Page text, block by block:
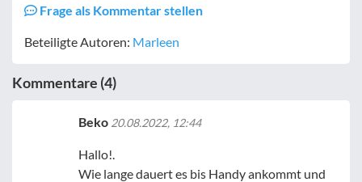
Frage als Kommentar stellen
Beteiligte Autoren: Marleen
Kommentare (4)
Beko 20.08.2022, 12:44
Hallo!.
Wie lange dauert es bis Handy ankommt und